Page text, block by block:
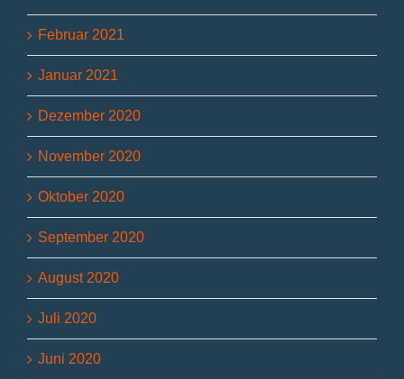
Februar 2021
Januar 2021
Dezember 2020
November 2020
Oktober 2020
September 2020
August 2020
Juli 2020
Juni 2020